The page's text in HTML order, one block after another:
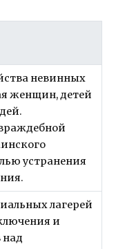
невинных
женщин, детей
устранения
лагерей
и
над